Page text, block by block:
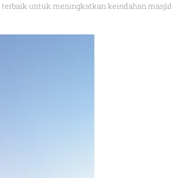
terbaik untuk meningkatkan keindahan